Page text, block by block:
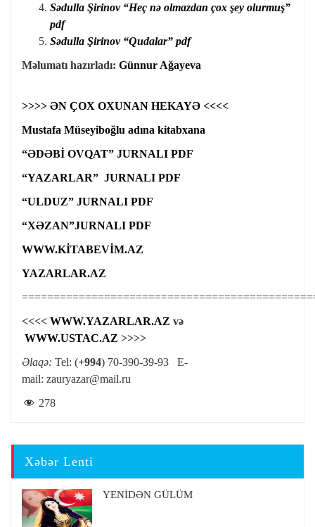
Sədulla Şirinov “Heç nə olmazdan çox şey olurmuş”
pdf
Sədulla Şirinov “Qudalar” pdf
Məlumatı hazırladı: Günnur Ağayeva
>>>> ƏN ÇOX OXUNAN HEKAYƏ <<<<
Mustafa Müseyiboğlu adına kitabxana
“ƏDƏBİ OVQAT” JURNALI PDF
“YAZARLAR” JURNALI PDF
“ULDUZ” JURNALI PDF
“XƏZAN”JURNALI PDF
WWW.KİTABEVİM.AZ
YAZARLAR.AZ
<<<< WWW.YAZARLAR.AZ və
WWW.USTAC.AZ >>>>
Əlaqə: Tel: (+994) 70-390-39-93 E-
mail: zauryazar@mail.ru
278
Xəbər Lenti
YENİDƏN GÜLÜM